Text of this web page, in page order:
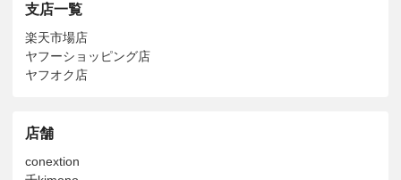
支店一覧
楽天市場店
ヤフーショッピング店
ヤフオク店
店舗
conextion